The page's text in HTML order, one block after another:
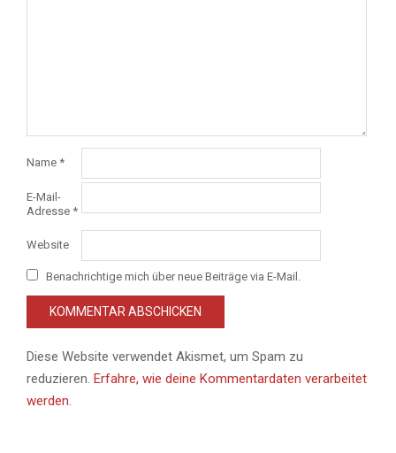
Name *
E-Mail-
Adresse *
Website
Benachrichtige mich über neue Beiträge via E-Mail.
Diese Website verwendet Akismet, um Spam zu
reduzieren. Erfahre, wie deine Kommentardaten verarbeitet
werden.